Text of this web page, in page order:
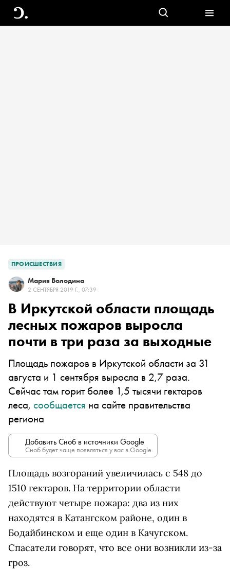
ПРОИСШЕСТВИЯ
Мария Володина
2 СЕНТЯБРЯ 2019 Г., 07:39
В Иркутской области площадь
лесных пожаров выросла
почти в три раза за выходные
Площадь пожаров в Иркутской области за 31
августа и 1 сентября выросла в 2,7 раза.
Сейчас там горит более 1,5 тысячи гектаров
леса, сообщается на сайте правительства
региона
Добавить Сноб в источники Google
Сноб будет чаще появляться у вас в Google.
Площадь возгораний увеличилась с 548 до
1510 гектаров. На территории области
действуют четыре пожара: два из них
находятся в Катангском районе, один в
Бодайбинском и еще один в Качугском.
Спасатели говорят, что все они возникли из-за
гроз.